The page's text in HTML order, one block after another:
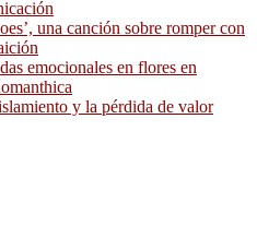
una canción sobre romper con
emocionales en flores en
y la pérdida de valor